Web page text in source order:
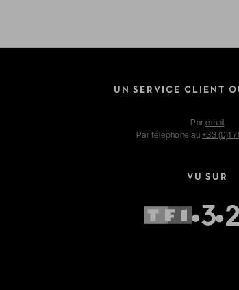
UN SERVICE CLIENT
Paremail
Par téléphone au+33 (0)1
VU SUR